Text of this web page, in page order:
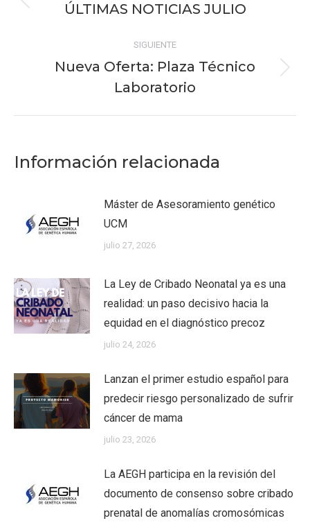
Publicación
ÚLTIMAS NOTICIAS JULIO
SIGUIENTE
Publicación
siguiente:
Nueva Oferta: Plaza Técnico
Laboratorio
Información relacionada
Máster de Asesoramiento genético
UCM
julio 27, 2026
La Ley de Cribado Neonatal ya es una
realidad: un paso decisivo hacia la
equidad en el diagnóstico precoz
julio 24, 2026
Lanzan el primer estudio español para
predecir riesgo personalizado de sufrir
cáncer de mama
julio 23, 2026
La AEGH participa en la revisión del
documento de consenso sobre cribado
prenatal de anomalías cromosómicas